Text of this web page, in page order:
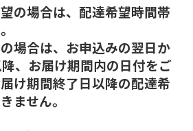
の場合は、配達希望時間帯
場合は、お申込みの翌日か
、お届け期間内の日付をご
け期間終了日以降の配達希
ません。